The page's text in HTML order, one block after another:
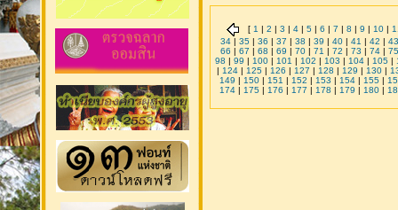
[ 1 | 2 | 3 | 4| 5| 6 | 7 | 8 | 9 | 10|
34 | 35 | 36 | 37 | 38 | 39 | 40 | 41 | 42 | 43
66 | 67 | 68 | 69 | 70 | 71 | 72 | 73 | 74 | 75
98 | 99 | 100 | 101 | 102 | 103 | 104 | 105 |
| 124| 125| 126 | 127 | 128 | 129 | 130|
149 | 150| 151 | 152 | 153 | 154| 155|
174| 175| 176 | 177 | 178 | 179 | 180|